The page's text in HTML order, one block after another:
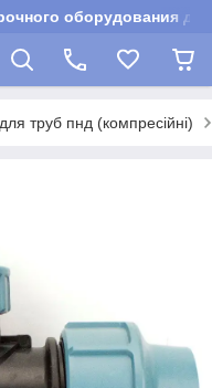
оборудования
труб пнд (компресійні)